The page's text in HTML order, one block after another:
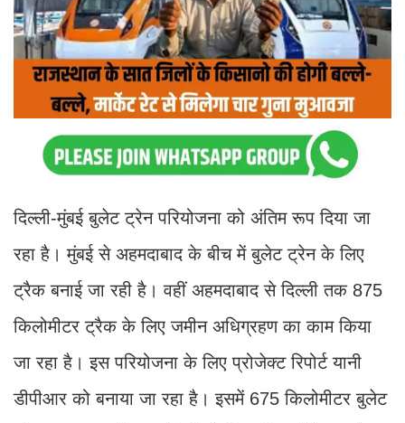
दिल्ली-मुंबई बुलेट ट्रेन परियोजना को अंतिम रूप दिया जा
रहा है। मुंबई से अहमदाबाद के बीच में बुलेट ट्रेन के लिए
ट्रैक बनाई जा रही है। वहीं अहमदाबाद से दिल्ली तक 875
किलोमीटर ट्रैक के लिए जमीन अधिग्रहण का काम किया
जा रहा है। इस परियोजना के लिए प्रोजेक्ट रिपोर्ट यानी
डीपीआर को बनाया जा रहा है। इसमें 675 किलोमीटर बुलेट